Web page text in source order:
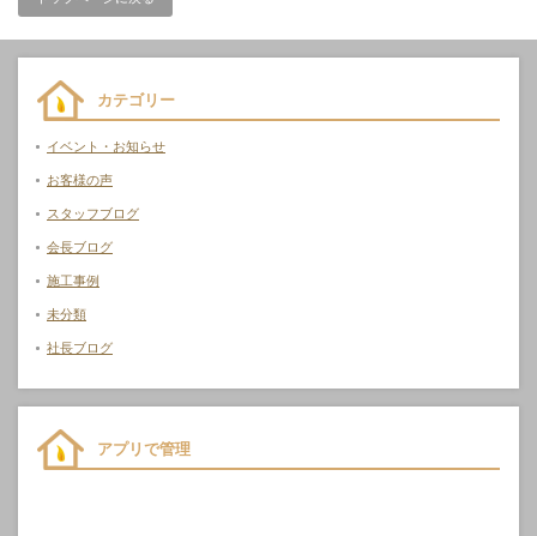
カテゴリー
イベント・お知らせ
お客様の声
スタッフブログ
会長ブログ
施工事例
未分類
社長ブログ
アプリで管理